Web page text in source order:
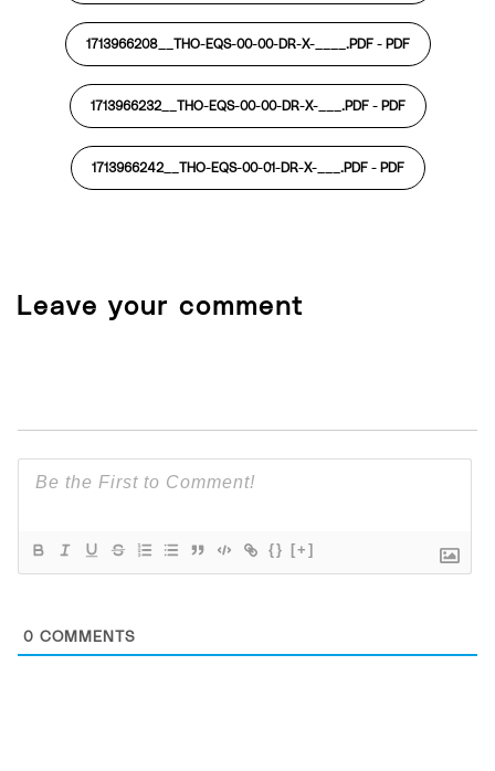
1713966208__THO-EQS-00-00-DR-X-____.PDF - PDF
1713966232__THO-EQS-00-00-DR-X-___.PDF - PDF
1713966242__THO-EQS-00-01-DR-X-___.PDF - PDF
Leave your comment
{} [+]
0 COMMENTS